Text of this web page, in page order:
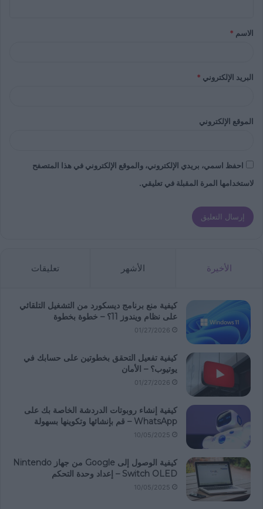
الاسم *
البريد الإلكتروني *
الموقع الإلكتروني
احفظ اسمي، بريدي الإلكتروني، والموقع الإلكتروني في هذا المتصفح
لاستخدامها المرة المقبلة في تعليقي.
الأخيرة الأشهر تعليقات
كيفية منع برنامج ديسكورد من التشغيل التلقائي
على نظام ويندوز 11؟ – خطوة بخطوة
01/27/2026
كيفية تفعيل التحقق بخطوتين على حسابك في
يوتيوب؟ – الأمان
01/27/2026
كيفية إنشاء روبوتات الدردشة الخاصة بك على
WhatsApp – قم بإنشائها وتكوينها بسهولة
10/05/2025
كيفية الوصول إلى Google من جهاز Nintendo
Switch OLED – إعداد وحدة التحكم
10/05/2025